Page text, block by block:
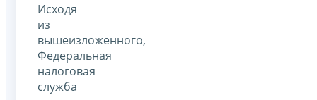
Исходя
из
вышеизложенного,
Федеральная
налоговая
служба